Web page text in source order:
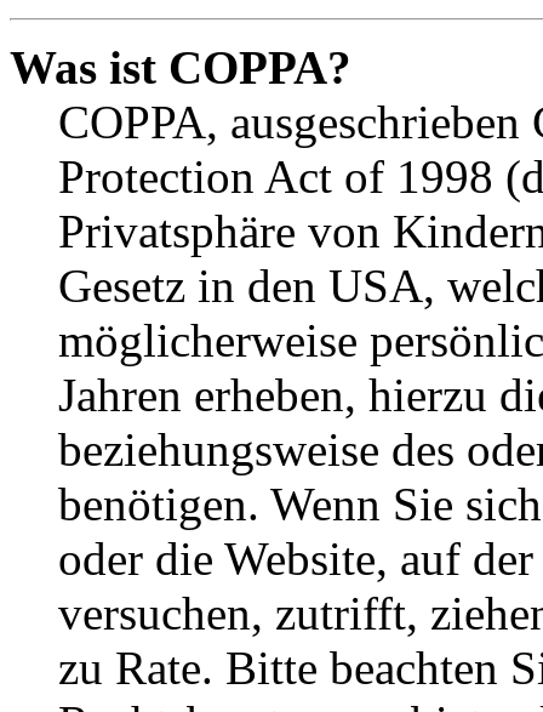
Was ist COPPA?
COPPA,
Protection Act of 1998
Privatsphäre von
Gesetz in den USA,
möglicherweise
Jahren erheben, hierzu
beziehungsweise des
benötigen. Wenn Sie
oder die Website, auf
versuchen, zutrifft,
zu Rate. Bitte beachten